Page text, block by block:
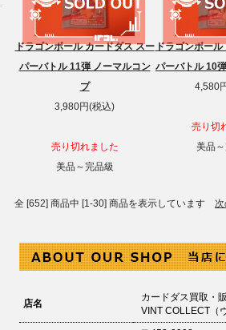
ドラゴンボール カードダス スー
パーバトル 11弾 ノーマルコン
プ
3,980円(税込)
売り切れました
美品～完品級
ドラゴンボー
パーバトル 10
4,580
売り切
美品
全 [652] 商品中 [1-30] 商品を表示しています
店名
カードダス買取・
VINT COLLECT（